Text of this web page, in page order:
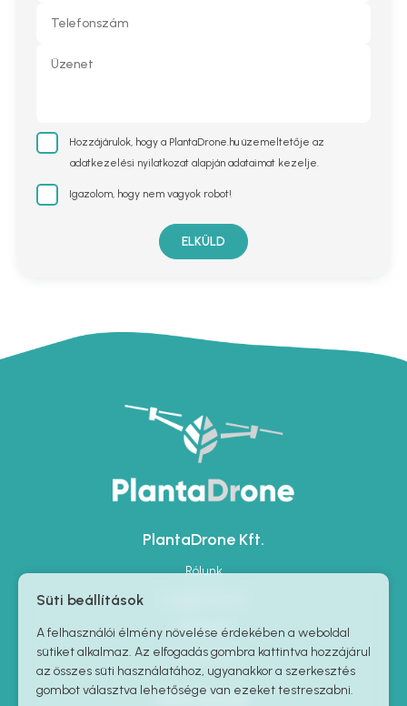
Hozzájárulok, hogy a PlantaDrone.hu üzemeltetője az
adatkezelési nyilatkozat alapján adataimat kezelje.
Igazolom, hogy nem vagyok robot!
ELKÜLD
PlantaDrone Kft.
Rólunk
Kapcsolat
Impresszum
Információk
Süti beállítások
A felhasználói élmény növelése érdekében a weboldal
sütiket alkalmaz. Az elfogadás gombra kattintva hozzájárul
az összes süti használatához, ugyanakkor a szerkesztés
gombot választva lehetősége van ezeket testreszabni.